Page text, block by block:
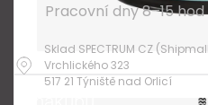
Pracovní dny 8–15 hod
Sklad SPECTRUM CZ
Vrchlického 323
517 21 Týniště nad Orlicí